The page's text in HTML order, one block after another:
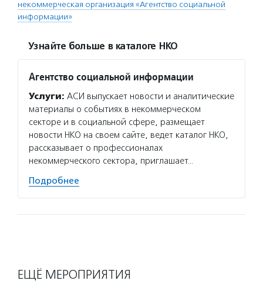
некоммерческая организация «Агентство социальной
информации»
Узнайте больше в каталоге НКО
Агентство социальной информации
Услуги: АСИ выпускает новости и аналитические
материалы о событиях в некоммерческом
секторе и в социальной сфере, размещает
новости НКО на своем сайте, ведет каталог НКО,
рассказывает о профессионалах
некоммерческого сектора, приглашает…
Подробнее
ЕЩЁ МЕРОПРИЯТИЯ